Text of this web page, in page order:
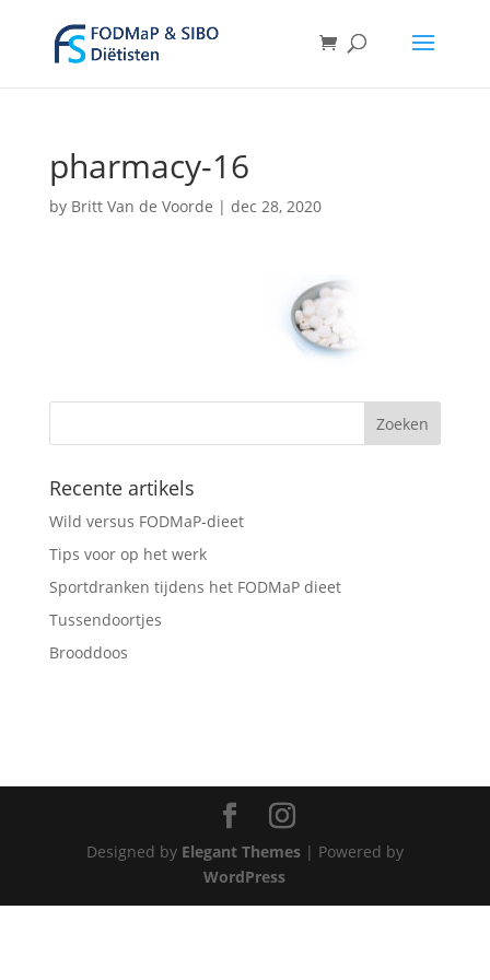
pharmacy-16
by Britt Van de Voorde | dec 28, 2020
Recente artikels
Wild versus FODMaP-dieet
Tips voor op het werk
Sportdranken tijdens het FODMaP dieet
Tussendoortjes
Brooddoos
Designed by Elegant Themes| Powered by
WordPress